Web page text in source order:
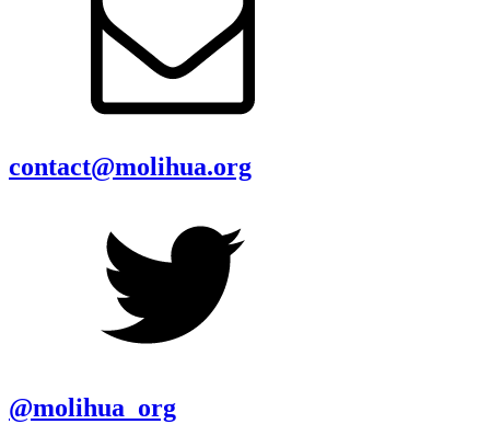
contact@molihua.org
@molihua_org